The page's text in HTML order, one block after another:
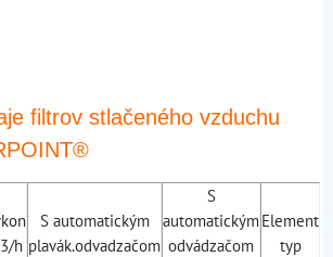
filtrov stlačeného vzduchu
h
S automatickým
plavák.odvadzačom
S
automatickým
odvádzačom
Element
typ